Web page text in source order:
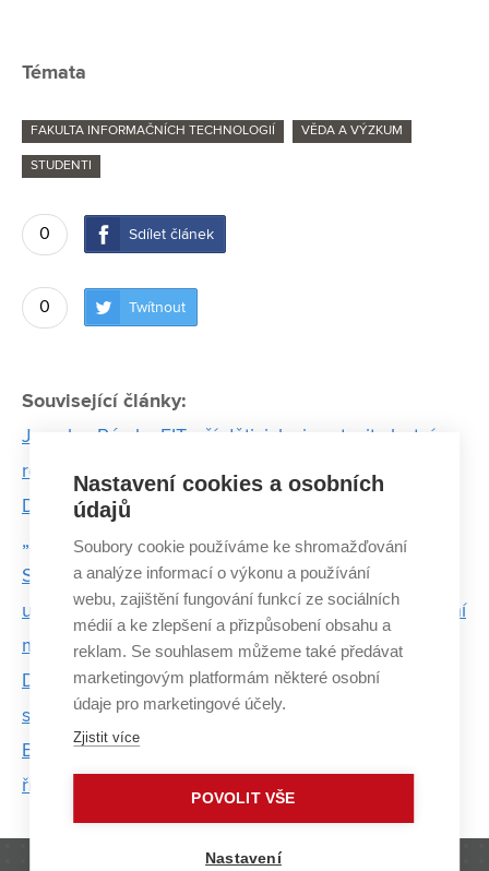
Témata
FAKULTA INFORMAČNÍCH TECHNOLOGIÍ VĚDA A VÝZKUM
STUDENTI
0 Sdílet článek
0 Twítnout
Související články:
Jaroslav Páral z FIT učí děti, jak si sestavit vlastní
roboty
Doktorand z FIT hledá chyby, kvůli kterým
„zamrzají“ aplikace
Studenti VUT a MUNI pracují s geneticky
upravenými bakteriemi. Projekt přihlásili do prestižní
mezinárodní soutěže
Doktorandi z techniky zkoumají chování oběhové
soustavy. Pomáhají jim i neuronové sítě
Baví mě zjišťovat, proč věci fungují tak, jak fungují,
říká oceněný doktorand z FIT VUT
Nastavení cookies a osobních
údajů
Soubory cookie používáme ke shromažďování
a analýze informací o výkonu a používání
webu, zajištění fungování funkcí ze sociálních
médií a ke zlepšení a přizpůsobení obsahu a
reklam. Se souhlasem můžeme také předávat
marketingovým platformám některé osobní
údaje pro marketingové účely.
Zjistit více
POVOLIT VŠE
Nastavení